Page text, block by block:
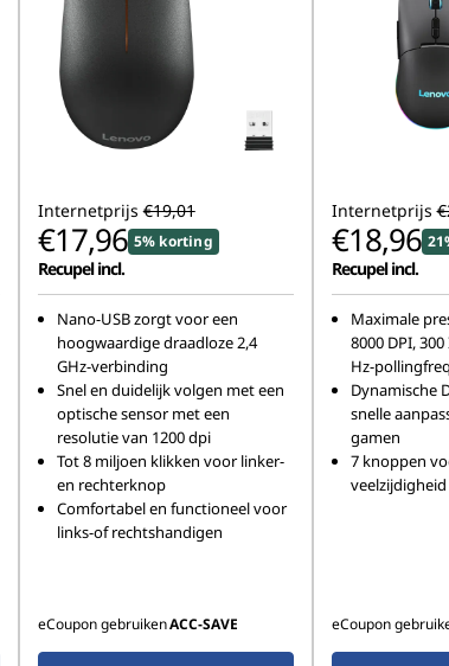
Internetprijs €19,01
€17,96 5% korting
Recupel incl.
Nano-USB zorgt voor een
hoogwaardige draadloze 2,4
GHz-verbinding
Snel en duidelijk volgen met een
optische sensor met een
resolutie van 1200 dpi
Tot 8 miljoen klikken voor linker-
en rechterknop
Comfortabel en functioneel voor
links-of rechtshandigen
eCoupon gebruikenACC‑SAVE
Internetprijs
€18,96
Recupel incl.
Maximale
8000 DPI, 300
Hz-
Dynamische
snelle
gamen
7 knoppen
veelzijdigheid
eCoupon